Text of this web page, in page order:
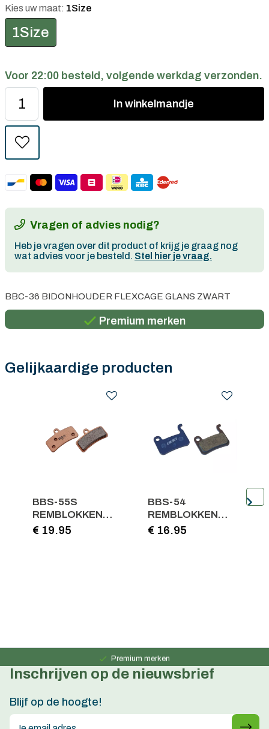
Kies uw maat: 1Size
1Size
Voor 22:00 besteld, volgende werkdag verzonden.
In winkelmandje
Vragen of advies nodig?
Heb je vragen over dit product of krijg je graag nog
wat advies voor je besteld. Stel hier je vraag.
BBC-36 BIDONHOUDER FLEXCAGE GLANS ZWART
Gratis verzending in België vanaf €100
Premium merken
Gelijkaardige producten
BBS-55S
REMBLOKKEN
DISCSTOP
€ 19.95
BBS-54
REMBLOKKEN
DISCSTOP
€ 16.95
Premium merken
Persoonlijk advies
Inschrijven op de nieuwsbrief
Blijf op de hoogte!